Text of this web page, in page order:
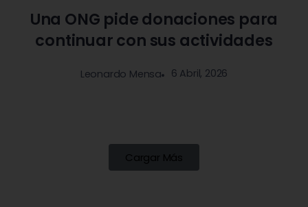
Una ONG pide donaciones para
continuar con sus actividades
Leonardo Mensa 6 Abril, 2026
Cargar Más